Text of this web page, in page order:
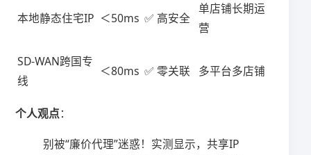
本地静态住宅IP ＜50ms ✅ 高安全
单店铺长期运
营
SD-WAN跨国专
线
＜80ms ✅ 零关联 多平台多店铺
​个人观点​​：
别被“廉价代理”迷惑！实测显示，共享IP